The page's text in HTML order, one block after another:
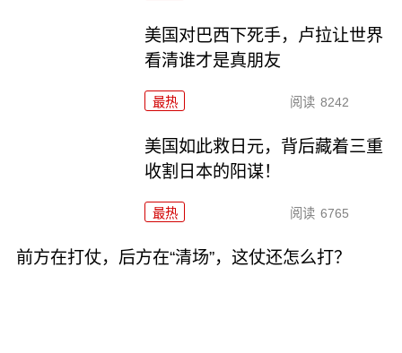
美国对巴西下死手，卢拉让世界
看清谁才是真朋友
最热 阅读 8242
美国如此救日元，背后藏着三重
收割日本的阳谋！
最热 阅读 6765
前方在打仗，后方在“清场”，这仗还怎么打？